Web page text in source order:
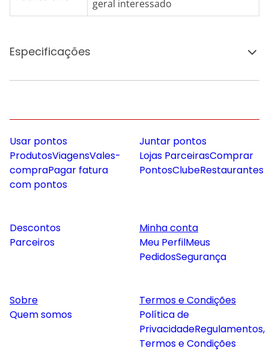
geral interessado
Especificações
Usar pontos
ProdutosViagensVales-
compraPagar fatura
com pontos
Juntar pontos
Lojas ParceirasComprar
PontosClubeRestaurantes
Descontos
Parceiros
Minha conta
Meu PerfilMeus
PedidosSegurança
Sobre
Quem somos
Termos e Condições
Política de
PrivacidadeRegulamentos,
Termos e Condições